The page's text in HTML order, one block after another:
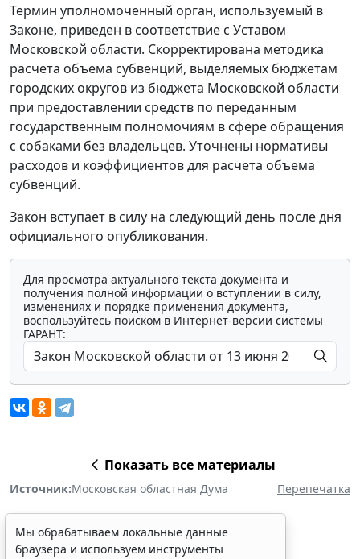
Термин уполномоченный орган, используемый в
Законе, приведен в соответствие с Уставом
Московской области. Скорректирована методика
расчета объема субвенций, выделяемых бюджетам
городских округов из бюджета Московской области
при предоставлении средств по переданным
государственным полномочиям в сфере обращения
с собаками без владельцев. Уточнены нормативы
расходов и коэффициентов для расчета объема
субвенций.
Закон вступает в силу на следующий день после дня
официального опубликования.
Для просмотра актуального текста документа и
получения полной информации о вступлении в силу,
изменениях и порядке применения документа,
воспользуйтесь поиском в Интернет-версии системы
ГАРАНТ:
Показать все материалы
Источник:Московская областная Дума Перепечатка
Мы обрабатываем локальные данные
браузера и используем инструменты